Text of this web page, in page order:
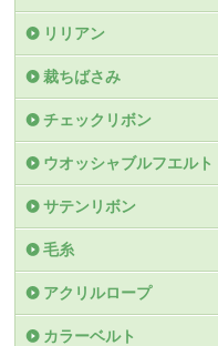
リリアン
裁ちばさみ
チェックリボン
ウオッシャブルフエルト
サテンリボン
毛糸
アクリルロープ
カラーベルト